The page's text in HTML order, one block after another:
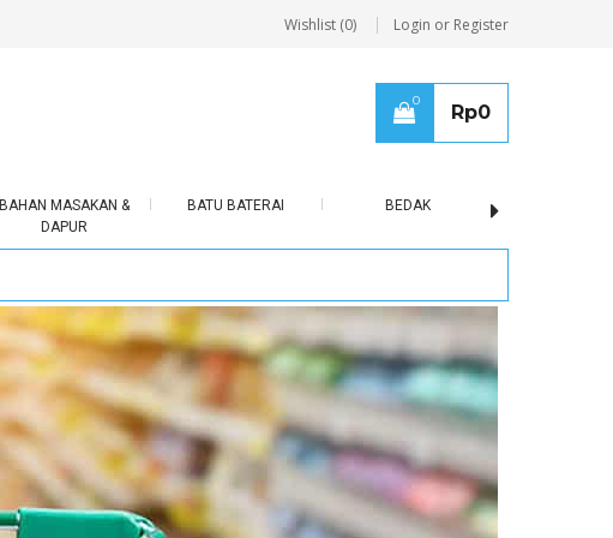
Wishlist (0) Login or Register
0
Rp0
BAHAN MASAKAN &
DAPUR
BATU BATERAI BEDAK